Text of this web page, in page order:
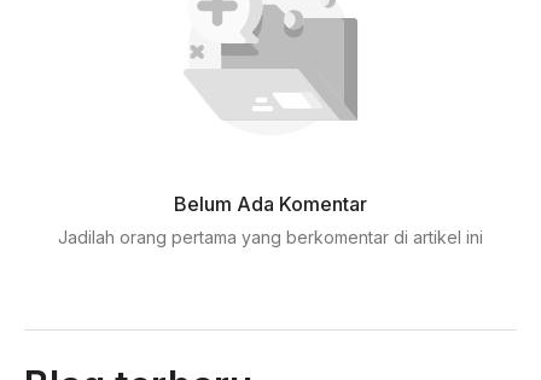
Belum Ada Komentar
Jadilah orang pertama yang berkomentar di artikel ini